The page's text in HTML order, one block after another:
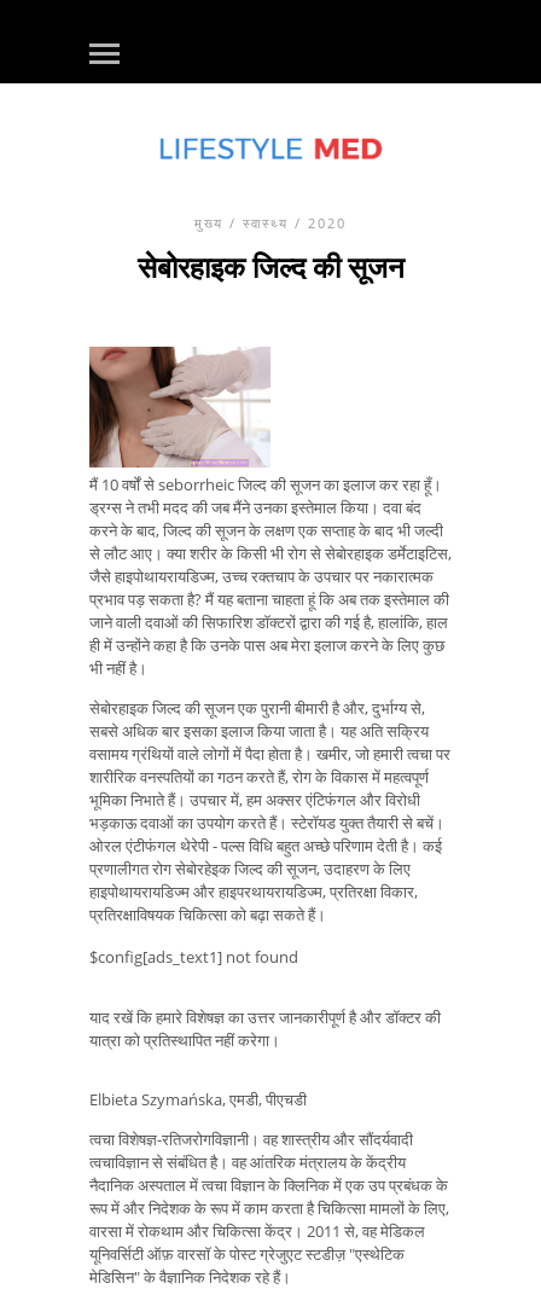
मुख्य / स्वास्थ्य / 2020
सेबोरहाइक जिल्द की सूजन
मैं 10 वर्षों से seborrheic जिल्द की सूजन का इलाज कर रहा हूँ।
ड्रग्स ने तभी मदद की जब मैंने उनका इस्तेमाल किया। दवा बंद
करने के बाद, जिल्द की सूजन के लक्षण एक सप्ताह के बाद भी जल्दी
से लौट आए। क्या शरीर के किसी भी रोग से सेबोरहाइक डर्मेटाइटिस,
जैसे हाइपोथायरायडिज्म, उच्च रक्तचाप के उपचार पर नकारात्मक
प्रभाव पड़ सकता है? मैं यह बताना चाहता हूं कि अब तक इस्तेमाल की
जाने वाली दवाओं की सिफारिश डॉक्टरों द्वारा की गई है, हालांकि, हाल
ही में उन्होंने कहा है कि उनके पास अब मेरा इलाज करने के लिए कुछ
भी नहीं है।
सेबोरहाइक जिल्द की सूजन एक पुरानी बीमारी है और, दुर्भाग्य से,
सबसे अधिक बार इसका इलाज किया जाता है। यह अति सक्रिय
वसामय ग्रंथियों वाले लोगों में पैदा होता है। खमीर, जो हमारी त्वचा पर
शारीरिक वनस्पतियों का गठन करते हैं, रोग के विकास में महत्वपूर्ण
भूमिका निभाते हैं। उपचार में, हम अक्सर एंटिफंगल और विरोधी
भड़काऊ दवाओं का उपयोग करते हैं। स्टेरॉयड युक्त तैयारी से बचें।
ओरल एंटीफंगल थेरेपी - पल्स विधि बहुत अच्छे परिणाम देती है। कई
प्रणालीगत रोग सेबोरहेइक जिल्द की सूजन, उदाहरण के लिए
हाइपोथायरायडिज्म और हाइपरथायरायडिज्म, प्रतिरक्षा विकार,
प्रतिरक्षाविषयक चिकित्सा को बढ़ा सकते हैं।
$config[ads_text1] not found
याद रखें कि हमारे विशेषज्ञ का उत्तर जानकारीपूर्ण है और डॉक्टर की
यात्रा को प्रतिस्थापित नहीं करेगा।
Elbieta Szymańska, एमडी, पीएचडी
त्वचा विशेषज्ञ-रतिजरोगविज्ञानी। वह शास्त्रीय और सौंदर्यवादी
त्वचाविज्ञान से संबंधित है। वह आंतरिक मंत्रालय के केंद्रीय
नैदानिक ​​अस्पताल में त्वचा विज्ञान के क्लिनिक में एक उप प्रबंधक के
रूप में और निदेशक के रूप में काम करता है चिकित्सा मामलों के लिए,
वारसा में रोकथाम और चिकित्सा केंद्र। 2011 से, वह मेडिकल
यूनिवर्सिटी ऑफ़ वारसॉ के पोस्ट ग्रेजुएट स्टडीज़ "एस्थेटिक
मेडिसिन" के वैज्ञानिक निदेशक रहे हैं।